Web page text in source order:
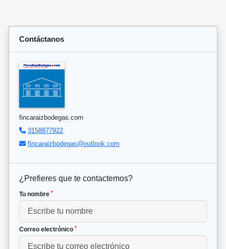
Contáctanos
fincaraizbodegas.com
3158877922
fincaraizbodegas@outlook.com
¿Prefieres que te contactemos?
Tu nombre *
Correo electrónico *